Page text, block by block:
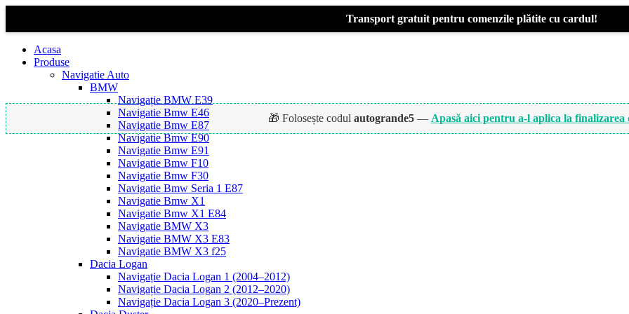
Transport gratuit pentru comenzile plătite cu cardul!
Acasa
Produse
Navigatie Auto
BMW
Navigație BMW E39
Navigatie Bmw E46
Navigatie Bmw E87
Navigatie Bmw E90
Navigatie Bmw E91
Navigatie Bmw F10
Navigatie Bmw F30
Navigatie Bmw Seria 1 E87
Navigatie Bmw X1
Navigatie Bmw X1 E84
Navigatie BMW X3
Navigatie BMW X3 E83
Navigatie BMW X3 f25
Dacia Logan
Navigație Dacia Logan 1 (2004–2012)
Navigație Dacia Logan 2 (2012–2020)
Navigație Dacia Logan 3 (2020–Prezent)
🎁 Folosește codul autogrande5— Apasă aici pentru a-l aplica la finalizarea